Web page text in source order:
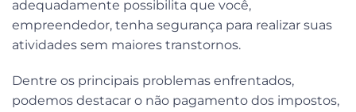
adequadamente possibilita que você,
empreendedor, tenha segurança para realizar suas
atividades sem maiores transtornos.
Dentre os principais problemas enfrentados,
podemos destacar o não pagamento dos impostos,